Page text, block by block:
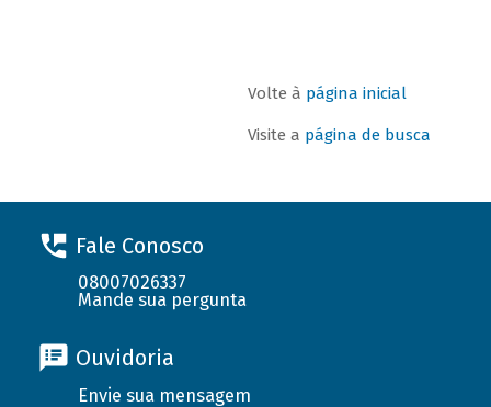
Volte à página inicial
Visite a página de busca
Fale Conosco
08007026337
Mande sua pergunta
Ouvidoria
Envie sua mensagem